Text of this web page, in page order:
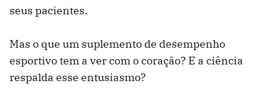
seus pacientes.
Mas o que um suplemento de desempenho
esportivo tem a ver com o coração? E a ciência
respalda esse entusiasmo?